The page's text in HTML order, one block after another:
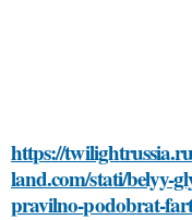
https://
land.com/stati/belyy-
pravilno-podobrat-